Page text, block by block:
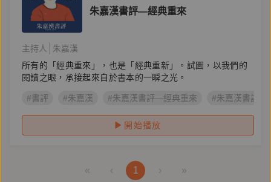
朱嘉漢書評—經典重來
主持人
朱嘉漢
所有的「經典重來」，也是「經典重新」。試圖，以我們的
閱讀之眼，承接起來自於書本的一瞬之光。
#書評 #朱嘉漢 #朱嘉漢書評—經典重來 #朱嘉漢書評
開始播放
« ‹ 1 › »